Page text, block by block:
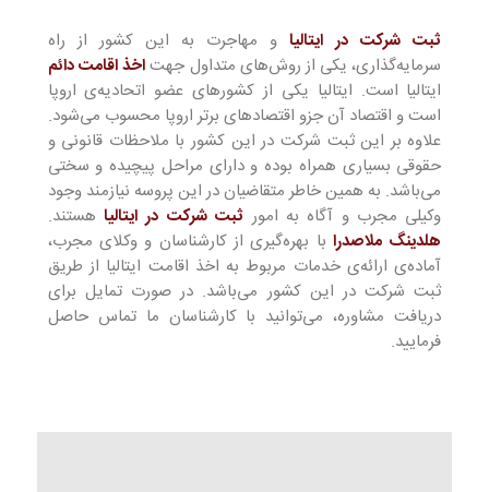
ثبت شرکت در ایتالیاو مهاجرت به این کشور از راه
سرمایه‌گذاری، یکی از روش‌های متداول جهتاخذ اقامت دائم
ایتالیا است. ایتالیا یکی از کشورهای عضو اتحادیه‌ی اروپا
است و اقتصاد آن جزو اقتصادهای برتر اروپا محسوب می‌شود.
علاوه بر این ثبت شرکت در این کشور با ملاحظات قانونی و
حقوقی بسیاری همراه بوده و دارای مراحل پیچیده و سختی
می‌باشد. به همین خاطر متقاضیان در این پروسه نیازمند وجود
وکیلی مجرب و آگاه به امور ثبت شرکت در ایتالیا هستند.
هلدینگ ملاصدرابا بهره‌گیری از کارشناسان و وکلای مجرب،
آماده‌ی ارائه‌ی خدمات مربوط به اخذ اقامت ایتالیا از طریق
ثبت شرکت در این کشور می‌باشد. در صورت تمایل برای
دریافت مشاوره، می‌توانید با کارشناسان ما تماس حاصل
فرمایید.